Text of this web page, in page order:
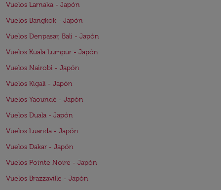
Vuelos Larnaka - Japón
Vuelos Bangkok - Japón
Vuelos Denpasar, Bali - Japón
Vuelos Kuala Lumpur - Japón
Vuelos Nairobi - Japón
Vuelos Kigali - Japón
Vuelos Yaoundé - Japón
Vuelos Duala - Japón
Vuelos Luanda - Japón
Vuelos Dakar - Japón
Vuelos Pointe Noire - Japón
Vuelos Brazzaville - Japón